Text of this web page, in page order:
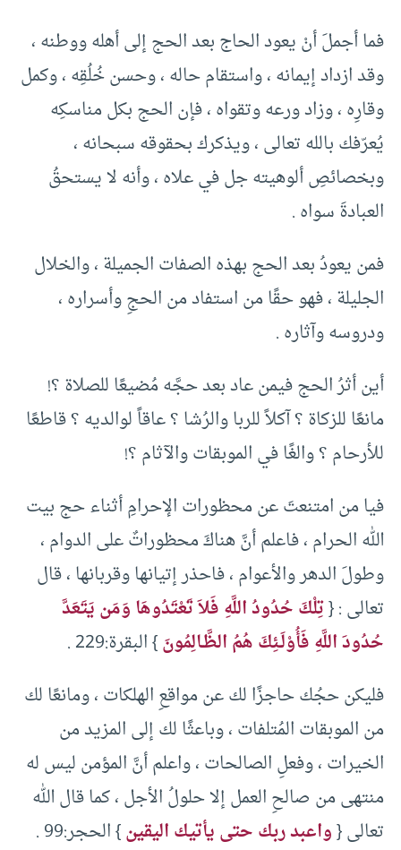
فما أجملَ أنْ يعود الحاج بعد الحج إلى أهله ووطنه ،
وقد ازداد إيمانه ، واستقام حاله ، وحسن خُلُقِه ، وكمل
وقارِه ، وزاد ورعه وتقواه ، فإن الحج بكل مناسكِه
يُعرّفك بالله تعالى ، ويذكرك بحقوقه سبحانه ،
وبخصائصِ ألوهيته جل في علاه ، وأنه لا يستحقُ
العبادةَ سواه .
فمن يعودُ بعد الحج بهذه الصفات الجميلة ، والخلال
الجليلة ، فهو حقًا من استفاد من الحجِ وأسراره ،
ودروسه وآثاره .
أين أثرُ الحج فيمن عاد بعد حجَّه مُضيعًا للصلاة ؟!
مانعًا للزكاة ؟ آكلاً للربا والرُشا ؟ عاقاً لوالديه ؟ قاطعًا
للأرحام ؟ والغًا في الموبقات والآثام ؟!
فيا من امتنعتَ عن محظورات الإحرامِ أثناء حج بيت
الله الحرام ، فاعلم أنَّ هناكَ محظوراتٌ على الدوام ،
وطولَ الدهر والأعوام ، فاحذر إتيانها وقربانها ، قال
تعالى : {تِلْكَ حُدُودُ اللَّهِ فَلاَ تَعْتَدُوهَا وَمَن يَتَعَدَّ
حُدُودَ اللَّهِ فَأُوْلَـئِكَ هُمُ الظَّـالِمُونَ} البقرة:229 .
فليكن حجُك حاجزًا لك عن مواقعِ الهلكات ، ومانعًا لك
من الموبقات المُتلفات ، وباعثًا لك إلى المزيد من
الخيرات ، وفعلِ الصالحات ، واعلم أنَّ المؤمن ليس له
منتهى من صالحِ العمل إلا حلولُ الأجل ، كما قال الله
تعالى {واعبد ربك حتى يأتيك اليقين} الحجر:99 .